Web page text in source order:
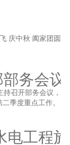
庆中秋 阖家团圆
务会议
召开部务会议，
季度重点工作。
电工程